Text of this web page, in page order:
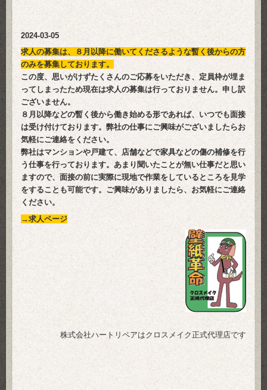
2024-03-05
求人の募集は、８月以降に働いてくださるような暫く後からの方
のみを募集しております。
この度、思いがけずたくさんのご応募をいただき、定員枠が埋ま
ってしまったため現在は求人の募集は行っておりません。申し訳
ございません。
８月以降などの暫く後から働き始める形であれば、いつでも面接
は受け付けております。弊社の仕事にご興味がございましたらお
気軽にご連絡をください。
弊社はマンションや戸建て、店舗などで家具などの傷の補修を行
う仕事を行っております。あまり聞いたことが無い仕事だと思い
ますので、面接の前に実際に現地で作業をしているところを見学
をすることも可能です。ご興味がありましたら、お気軽にご連絡
ください。
→求人ページ
株式会社ハートリペアはクロスメイク正式代理店です